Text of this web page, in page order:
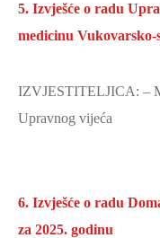
5. Izvješće o radu
medicinu Vukovarsko-
IZVJESTITELJICA: –
Upravnog vijeća
6. Izvješće o radu
za 2025. godinu